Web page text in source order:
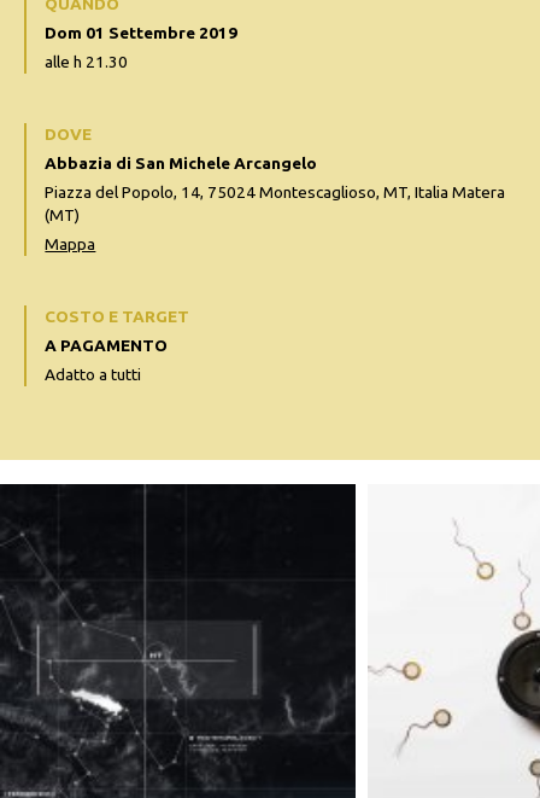
QUANDO
Dom 01 Settembre 2019
alle h 21.30
DOVE
Abbazia di San Michele Arcangelo
Piazza del Popolo, 14, 75024 Montescaglioso, MT, Italia Matera
(MT)
Mappa
COSTO E TARGET
A PAGAMENTO
Adatto a tutti